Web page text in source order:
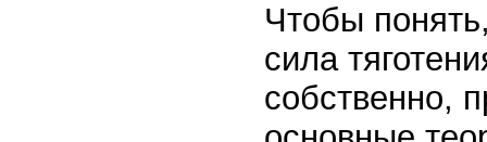
Чтобы
сила
собственно,